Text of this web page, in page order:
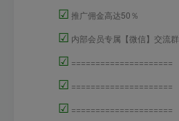
☑ 推广佣金高达50％
☑ 内部会员专属【微信】交流群
☑ =====================
☑ =====================
☑ =====================